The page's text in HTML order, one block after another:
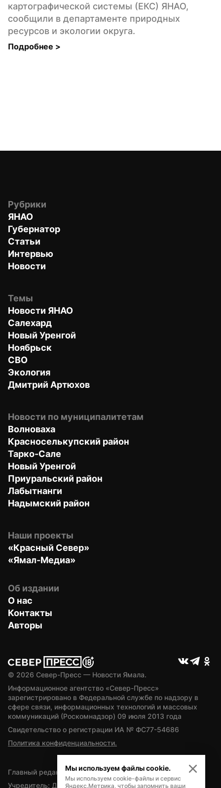
картографической системы (ЕКС) ЯНАО,
сообщили в департаменте природных
ресурсов и экологии округа.
Подробнее >
Рубрики
ЯНАО
Губернатор
Статьи
Интервью
Новости
Темы
Новости ЯНАО
Салехард
Новый Уренгой
Ноябрьск
СВО
Экология
Дмитрий Артюхов
Новости по муниципалитетам
Волноваха
Красноселькупский район
Тарко-Сале
Новый Уренгой
Приуральский район
Лабытнанги
Надымский район
Наши проекты
«Красный Север»
«Ямал-Медиа»
Об издании
О нас
Контакты
Авторы
© 2026 Север-Пресс — Новости Ямала.
Информационное агентство «Север-Пресс»
зарегистрировано в Федеральной службе по надзору в
сфере связи, информационных технологий и массовых
коммуникаций (Роскомнадзор) 09 июля 2013 года
Свидетельство о регистрации ИА № ФС77-54686
Политика конфиденциальности.
Главный редактор — А.Л. Поздеев
Учредитель: Департамент внутренней политики Ямало-
Мы используем файлы cookie.
Мы используем cookie-файлы и сервис
Яндекс.Метрика, чтобы запомнить ваши